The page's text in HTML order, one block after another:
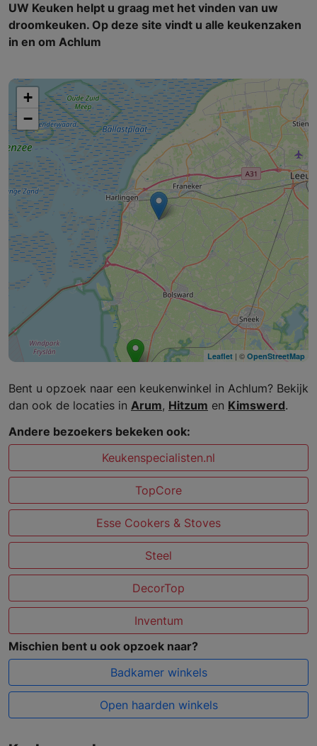
UW Keuken helpt u graag met het vinden van uw
droomkeuken. Op deze site vindt u alle keukenzaken
in en om Achlum
+
−
Leaflet | © OpenStreetMap
Bent u opzoek naar een keukenwinkel in Achlum? Bekijk
dan ook de locaties in Arum, Hitzum en Kimswerd.
Andere bezoekers bekeken ook:
Keukenspecialisten.nl
TopCore
Esse Cookers & Stoves
Steel
DecorTop
Inventum
Mischien bent u ook opzoek naar?
Badkamer winkels
Open haarden winkels